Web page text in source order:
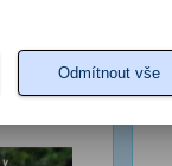
Odmítnout vše